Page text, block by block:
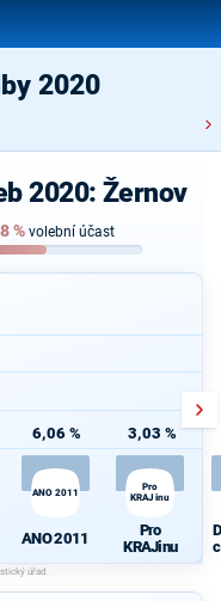
2020
2020: Žernov
% volební účast
6,06 %
ANO 2011
ANO 2011
3,03 %
Pro
KRAJinu
Pro
KRAJinu